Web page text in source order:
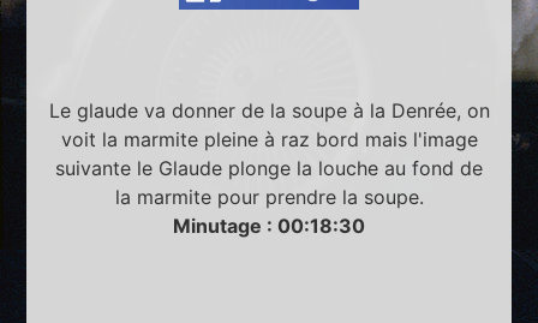
Le glaude va donner de la soupe à la Denrée, on
voit la marmite pleine à raz bord mais l'image
suivante le Glaude plonge la louche au fond de
la marmite pour prendre la soupe.
Minutage : 00:18:30